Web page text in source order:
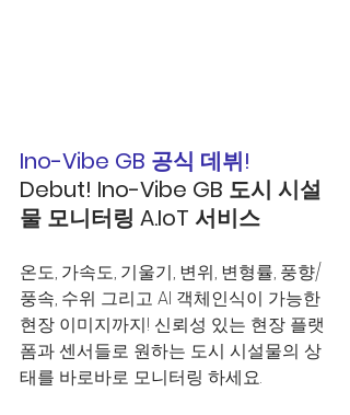
Ino-Vibe GB 공식 데뷔!
Debut! Ino-Vibe GB 도시 시설
물 모니터링 A.IoT 서비스
온도, 가속도, 기울기, 변위, 변형률, 풍향/
풍속, 수위 그리고 AI 객체인식이 가능한
현장 이미지까지! 신뢰성 있는 현장 플랫
폼과 센서들로 원하는 도시 시설물의 상
태를 바로바로 모니터링 하세요.